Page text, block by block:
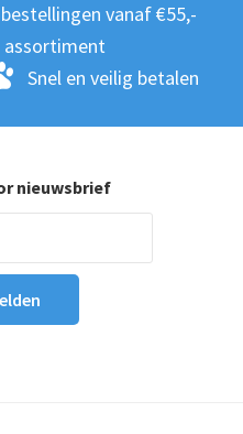
vanaf €55,-
assortiment
Snel en veilig betalen
nieuwsbrief